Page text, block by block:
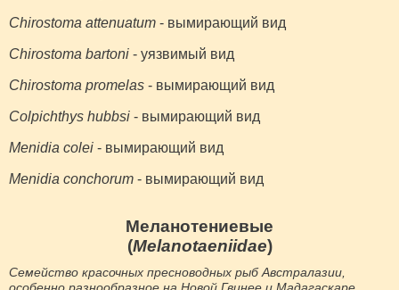
Chirostoma attenuatum - вымирающий вид
Chirostoma bartoni - уязвимый вид
Chirostoma promelas - вымирающий вид
Colpichthys hubbsi - вымирающий вид
Menidia colei - вымирающий вид
Menidia conchorum - вымирающий вид
Меланотениевые
(Melanotaeniidae)
Семейство красочных пресноводных рыб Австралазии,
особенно разнообразное на Новой Гвинее и Мадагаскаре.